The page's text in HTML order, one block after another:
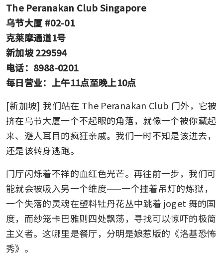
The Peranakan Club Singapore
乌节大厦 #02-01
克莱摩通道1号
新加坡 229594
电话：8988-0201
每日营业：上午11点至晚上10点
[新加坡] 我们站在 The Peranakan Club 门外，它被
挤在乌节大厦一个不起眼的角落，就像一个被你藏起
来、避人耳目的疯狂亲戚。我们一时不知是该进去，
还是该转身逃跑。
门厅闪烁着不祥的血红色光芒。再往前一步，我们可
能就会被吸入另一个维度——一个挂着吊灯的炼狱，
一个失落的灵魂在塑料牡丹花丛中跳着 joget 舞的国
度，而纱笼卡巴雅则四处飘荡，寻找可以惊吓的极简
主义者。这哪里是餐厅，分明是娘惹版的《洛基恐怖
秀》。